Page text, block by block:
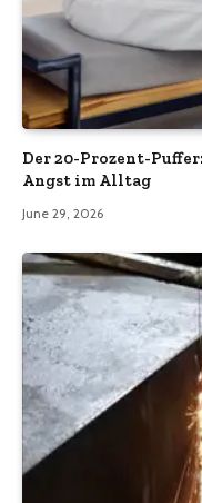
Der 20-Prozent-
Angst im Alltag
June 29, 2026